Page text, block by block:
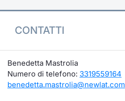
CONTATTI
Benedetta Mastrolia
Numero di telefono: 3319559164
benedetta.mastrolia@newlat.com